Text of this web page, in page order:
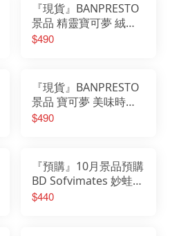
『現貨』BANPRESTO
景品 精靈寶可夢 絨毛
玩偶 伊布朋友們 伊布
$490
『現貨』BANPRESTO
景品 寶可夢 美味時光
公仔 皮卡丘＆ 伊布
$490
『預購』10月景品預購
BD Sofvimates 妙蛙花
(日版限定)
$440